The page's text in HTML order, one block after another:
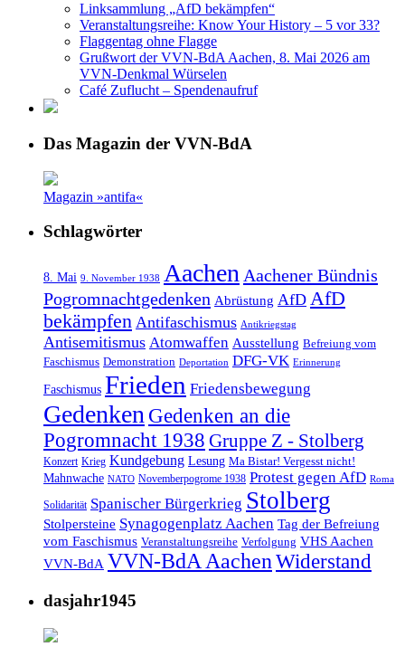
Linksammlung „AfD bekämpfen“
Veranstaltungsreihe: Know Your History – 5 vor 33?
Flaggentag ohne Flagge
Grußwort der VVN-BdA Aachen, 8. Mai 2026 am
VVN-Denkmal Würselen
Café Zuflucht – Spendenaufruf
Das Magazin der VVN-BdA
Magazin »antifa«
Schlagwörter
8. Mai 9. November 1938 Aachen Aachener Bündnis
Pogromnachtgedenken Abrüstung AfD AfD
bekämpfen Antifaschismus Antikriegstag
Antisemitismus Atomwaffen Ausstellung Befreiung vom
Faschismus Demonstration Deportation DFG-VK Erinnerung
Faschismus Frieden Friedensbewegung
Gedenken Gedenken an die
Pogromnacht 1938 Gruppe Z - Stolberg
Konzert Krieg Kundgebung Lesung Ma Bistar! Vergesst nicht!
Mahnwache NATO Novemberpogrome 1938 Protest gegen AfD Roma
Solidarität Spanischer Bürgerkrieg Stolberg
Stolpersteine Synagogenplatz Aachen Tag der Befreiung
vom Faschismus Veranstaltungsreihe Verfolgung VHS Aachen
VVN-BdA VVN-BdA AachenWiderstand
dasjahr1945